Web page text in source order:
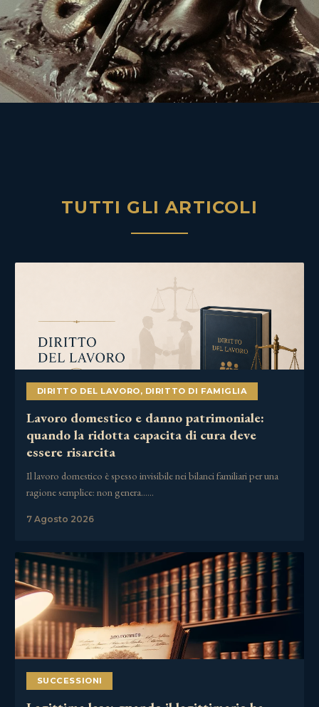
TUTTI GLI ARTICOLI
DIRITTO DEL LAVORO, DIRITTO DI FAMIGLIA
Lavoro domestico e danno patrimoniale:
quando la ridotta capacita di cura deve
essere risarcita
Il lavoro domestico è spesso invisibile nei bilanci familiari per una
ragione semplice: non genera……
7 Agosto 2026
SUCCESSIONI